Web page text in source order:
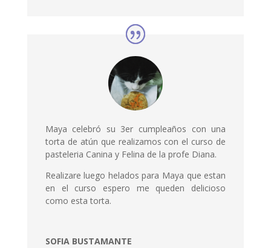
Maya celebró su 3er cumpleaños con una
torta de atún que realizamos con el curso de
pasteleria Canina y Felina de la profe Diana.
Realizare luego helados para Maya que estan
en el curso espero me queden delicioso
como esta torta.
SOFIA BUSTAMANTE